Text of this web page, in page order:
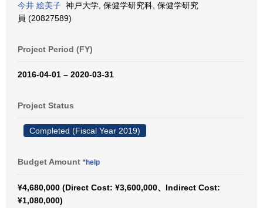
今井 絵美子 神戸大学, 保健学研究科, 保健学研究
員 (20827589)
Project Period (FY)
2016-04-01 – 2020-03-31
Project Status
Completed (Fiscal Year 2019)
Budget Amount *help
¥4,680,000 (Direct Cost: ¥3,600,000、Indirect Cost:
¥1,080,000)